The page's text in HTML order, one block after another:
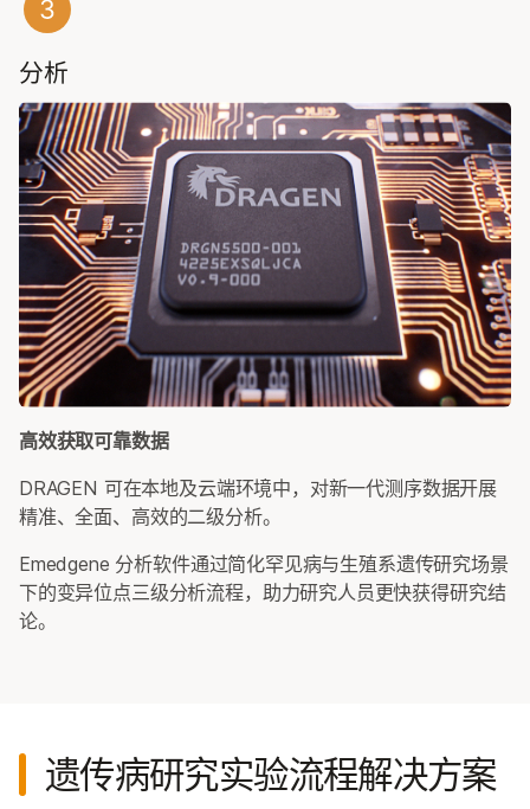
分析
高效获取可靠数据
DRAGEN 可在本地及云端环境中，对新一代测序数据开展
精准、全面、高效的二级分析。
Emedgene 分析软件通过简化罕见病与生殖系遗传研究场景
下的变异位点三级分析流程，助力研究人员更快获得研究结
论。
遗传病研究实验流程解决方案